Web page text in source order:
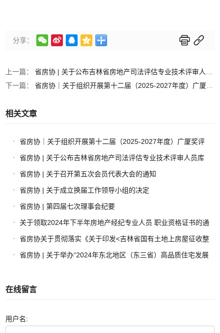
分享：      
上一篇：省房协 | 关于公布吉林省房地产司法评估专业技术评审人员库名单的通知
下一篇：省房协｜关于组织开展第十二届（2025-2027年度）广厦奖评选工作的通知
相关文章
省房协｜关于组织开展第十二届（2025-2027年度）广厦奖评
选工作的通知
省房协 | 关于公布吉林省房地产司法评估专业技术评审人员库
名单的通知
省房协 | 关于召开第五次会员代表大会的通知
省房协 | 关于成立换届工作领导小组的决定
省房协 | 第四届七次理事会纪要
关于领取2024年下半年房地产经纪专业人员 职业资格证书的通
知
省房协关于贯彻落实《关于印发<吉林省国有土地上房屋征收整
体评估报告>等相关文书示范文本的通知》的通知
省房协 | 关于举办“2024年东北地区（东三省）高品质住宅发展
在线留言
用户名: